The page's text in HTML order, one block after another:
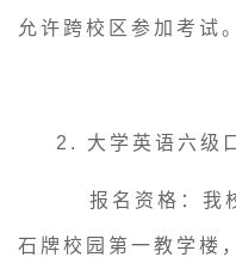
允许跨校区参加考试。
2. 大学英语六级
报名 资格 ：我
石牌校园第一教学楼